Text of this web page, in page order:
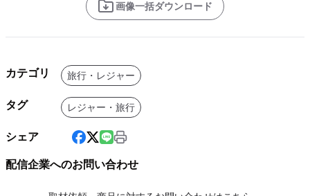
画像一括ダウンロード
カテゴリ 旅行・レジャー
タグ レジャー・旅行
シェア
配信企業へのお問い合わせ